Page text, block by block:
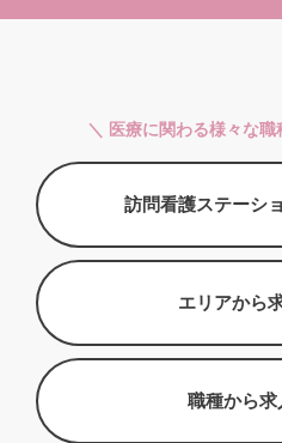
＼ 医療に関わる様々な
訪問看護ステーシ
エリアから
職種から求